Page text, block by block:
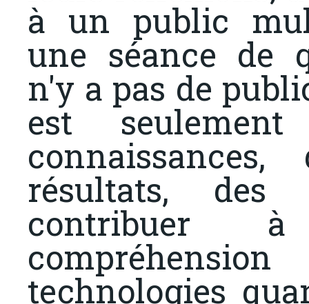
à un public
une séance de
n'y a pas de
est
résultats, des
contribuer
technologies